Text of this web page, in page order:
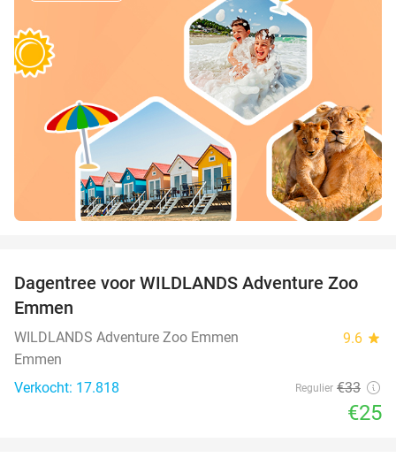
24%
Dagentree voor WILDLANDS Adventure Zoo
Emmen
WILDLANDS Adventure Zoo Emmen 9.6 star
Emmen
Verkocht: 17.818
Regulier €33
€25